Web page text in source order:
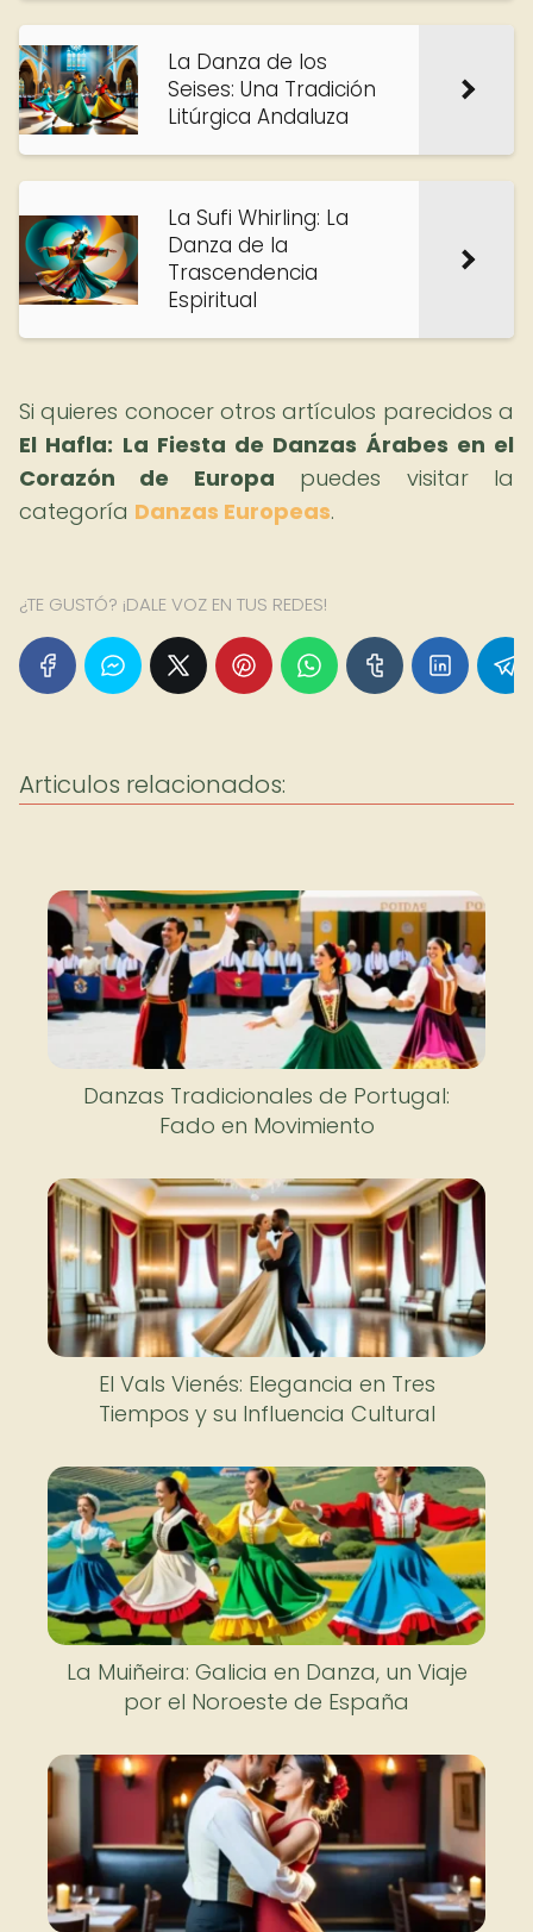
La Danza de los
Seises: Una Tradición
Litúrgica Andaluza
La Sufi Whirling: La
Danza de la
Trascendencia
Espiritual
Si quieres conocer otros artículos parecidos a
El Hafla: La Fiesta de Danzas Árabes en el
Corazón de Europa puedes visitar la
categoría Danzas Europeas.
¿TE GUSTÓ? ¡DALE VOZ EN TUS REDES!
Articulos relacionados:
Danzas Tradicionales de Portugal:
Fado en Movimiento
El Vals Vienés: Elegancia en Tres
Tiempos y su Influencia Cultural
La Muiñeira: Galicia en Danza, un Viaje
por el Noroeste de España